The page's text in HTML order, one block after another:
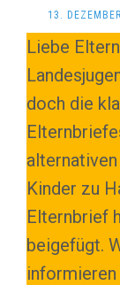
13.
Liebe
doch die
Kinder zu
Elternbrief
beigefügt.
informieren